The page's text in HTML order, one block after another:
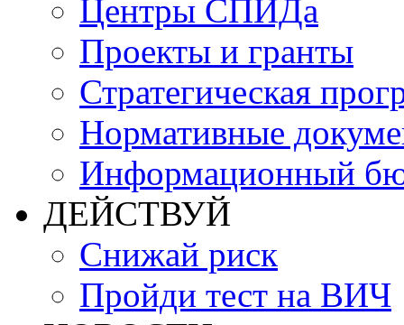
Центры СПИДа
Проекты и гранты
Стратегическая
Нормативные
Информационный
ДЕЙСТВУЙ
Снижай риск
Пройди тест на ВИЧ